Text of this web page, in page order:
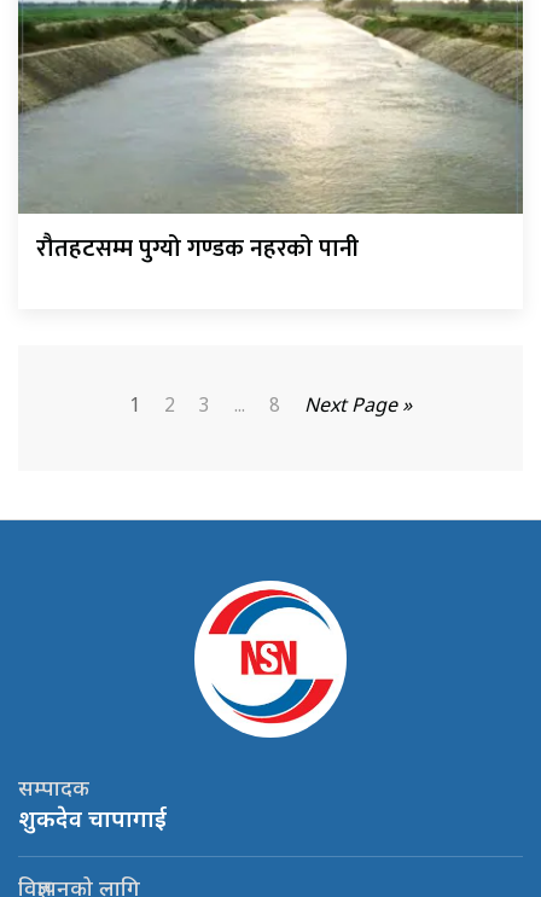
रौतहटसम्म पुग्यो गण्डक नहरको पानी
1 2 3 ... 8 Next Page »
सम्पादक
शुकदेव चापागाई
विज्ञापनको लागि